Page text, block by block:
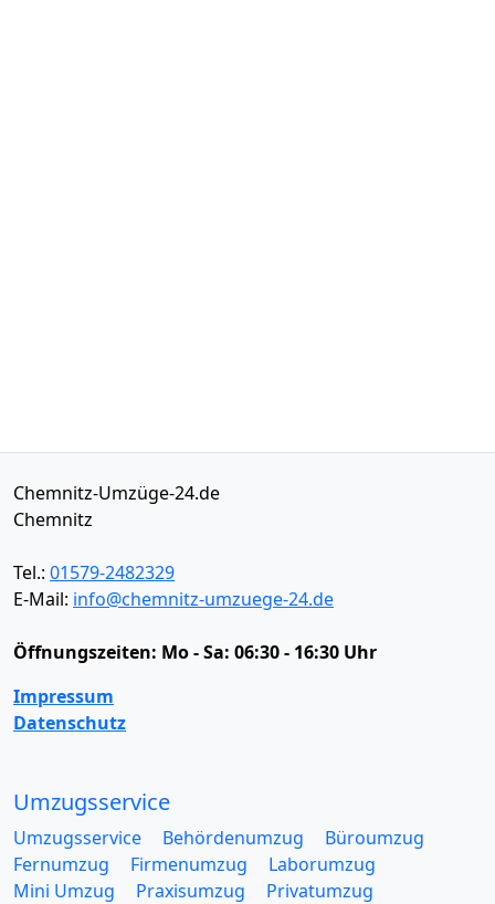
Chemnitz-Umzüge-24.de
Chemnitz
Tel.: 01579-2482329
E-Mail: info@chemnitz-umzuege-24.de
Öffnungszeiten: Mo - Sa: 06:30 - 16:30 Uhr
Impressum
Datenschutz
Umzugsservice
Umzugsservice Behördenumzug
Büroumzug
Fernumzug
Firmenumzug
Laborumzug
Mini Umzug
Praxisumzug
Privatumzug